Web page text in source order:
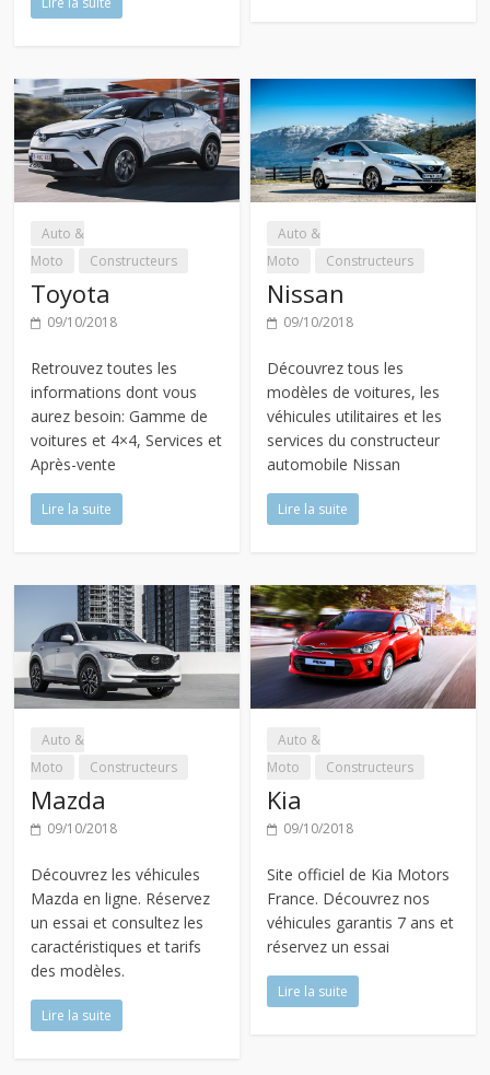
Auto &
Moto
Constructeurs
Toyota
09/10/2018
Retrouvez toutes les
informations dont vous
aurez besoin: Gamme de
voitures et 4×4, Services et
Après-vente
Lire la suite
Auto &
Moto
Constructeurs
Nissan
09/10/2018
Découvrez tous les
modèles de voitures, les
véhicules utilitaires et les
services du constructeur
automobile Nissan
Lire la suite
Auto &
Moto
Constructeurs
Mazda
09/10/2018
Découvrez les véhicules
Mazda en ligne. Réservez
un essai et consultez les
caractéristiques et tarifs
des modèles.
Lire la suite
Auto &
Moto
Constructeurs
Kia
09/10/2018
Site officiel de Kia Motors
France. Découvrez nos
véhicules garantis 7 ans et
réservez un essai
Lire la suite